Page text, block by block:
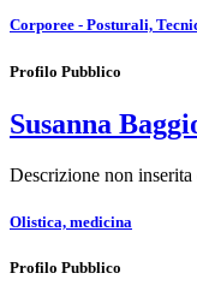
Corporee - Posturali,
Profilo Pubblico
Susanna
Descrizione non inserita
Olistica, medicina
Profilo Pubblico